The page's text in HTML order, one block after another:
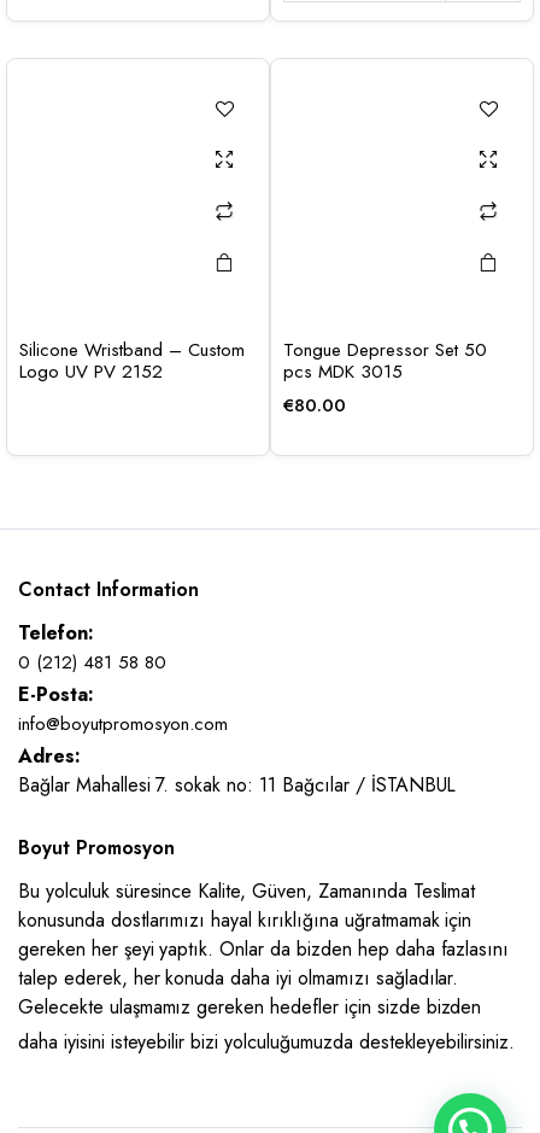
Silicone Wristband – Custom
Logo UV PV 2152
Tongue Depressor Set 50
pcs MDK 3015
€80.00
Contact Information
Telefon:
0 (212) 481 58 80
E-Posta:
info@boyutpromosyon.com
Adres:
Bağlar Mahallesi 7. sokak no: 11 Bağcılar / İSTANBUL
Boyut Promosyon
Bu yolculuk süresince Kalite, Güven, Zamanında Teslimat
konusunda dostlarımızı hayal kırıklığına uğratmamak için
gereken her şeyi yaptık. Onlar da bizden hep daha fazlasını
talep ederek, her konuda daha iyi olmamızı sağladılar.
Gelecekte ulaşmamız gereken hedefler için sizde bizden
daha iyisini isteyebilir bizi yolculuğumuzda destekleyebilirsiniz.